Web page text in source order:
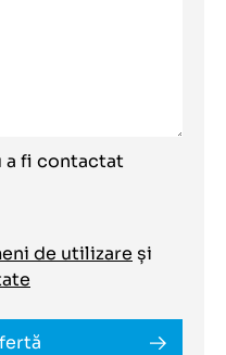
a fi contactat
de utilizare și